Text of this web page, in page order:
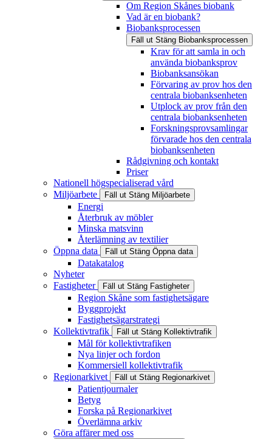
Om Region Skånes biobank
Vad är en biobank?
Biobanksprocessen
Fäll ut Stäng Biobanksprocessen
Krav för att samla in och
använda biobanksprov
Biobanksansökan
Förvaring av prov hos den
centrala biobanksenheten
Utplock av prov från den
centrala biobanksenheten
Forskningsprovsamlingar
förvarade hos den centrala
biobanksenheten
Rådgivning och kontakt
Priser
Nationell högspecialiserad vård
Miljöarbete
Fäll ut Stäng Miljöarbete
Energi
Återbruk av möbler
Minska matsvinn
Återlämning av textilier
Öppna data
Fäll ut Stäng Öppna data
Datakatalog
Nyheter
Fastigheter
Fäll ut Stäng Fastigheter
Region Skåne som fastighetsägare
Byggprojekt
Fastighetsägarstrategi
Kollektivtrafik
Fäll ut Stäng Kollektivtrafik
Mål för kollektivtrafiken
Nya linjer och fordon
Kommersiell kollektivtrafik
Regionarkivet
Fäll ut Stäng Regionarkivet
Patientjournaler
Betyg
Forska på Regionarkivet
Överlämna arkiv
Göra affärer med oss